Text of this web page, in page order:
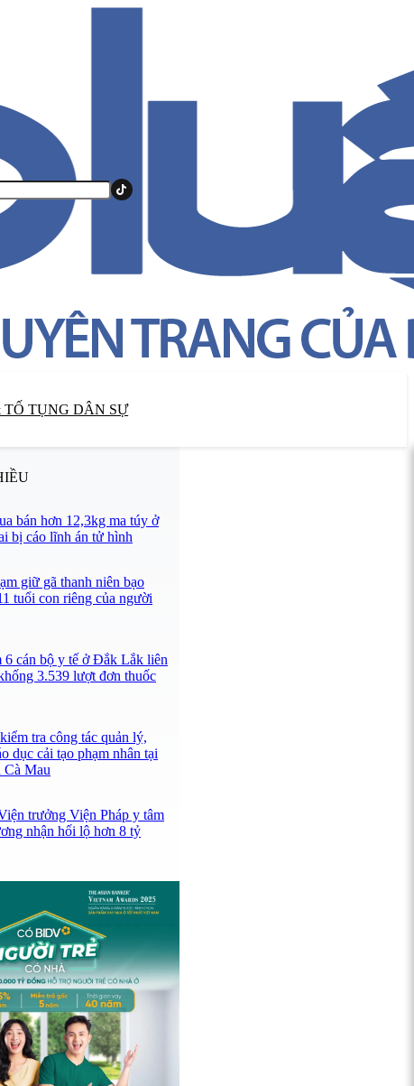
TỐ TỤNG DÂN SỰ
bán hơn 12,3kg ma túy ở
bị cáo lĩnh án tử hình
giữ gã thanh niên bạo
tuổi con riêng của người
6 cán bộ y tế ở Đắk Lắk liên
3.539 lượt đơn thuốc
tra công tác quản lý,
dục cải tạo phạm nhân tại
Cà Mau
trưởng Viện Pháp y tâm
nhận hối lộ hơn 8 tỷ